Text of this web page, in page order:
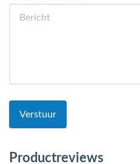
Verstuur
Productreviews